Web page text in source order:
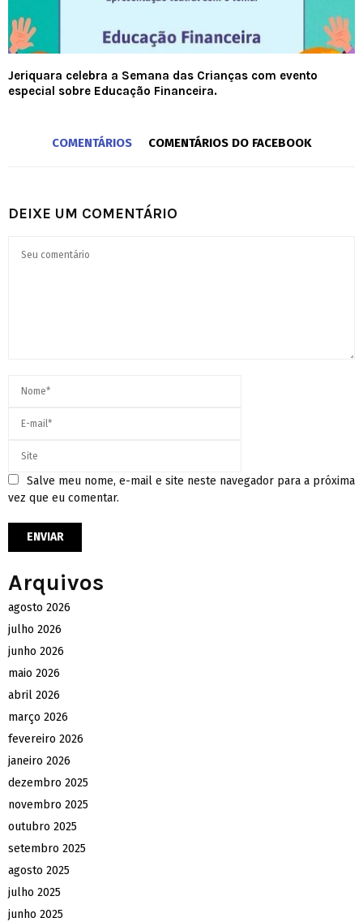
Jeriquara celebra a Semana das Crianças com evento
especial sobre Educação Financeira.
COMENTÁRIOS COMENTÁRIOS DO FACEBOOK
DEIXE UM COMENTÁRIO
Salve meu nome, e-mail e site neste navegador para a próxima
vez que eu comentar.
Arquivos
agosto 2026
julho 2026
junho 2026
maio 2026
abril 2026
março 2026
fevereiro 2026
janeiro 2026
dezembro 2025
novembro 2025
outubro 2025
setembro 2025
agosto 2025
julho 2025
junho 2025